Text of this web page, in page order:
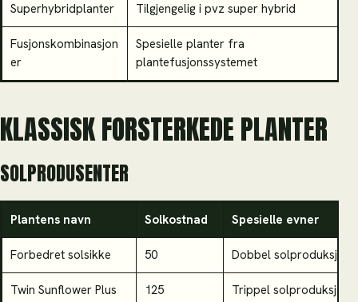
Superhybridplanter Tilgjengelig i pvz super hybrid
Fusjonskombinasjon
er
Spesielle planter fra
plantefusjonssystemet
KLASSISK FORSTERKEDE PLANTER
SOLPRODUSENTER
Plantens navn Solkostnad Spesielle evner
Forbedret solsikke 50 Dobbel solproduksjon
Twin Sunflower Plus 125 Trippel solproduksjon